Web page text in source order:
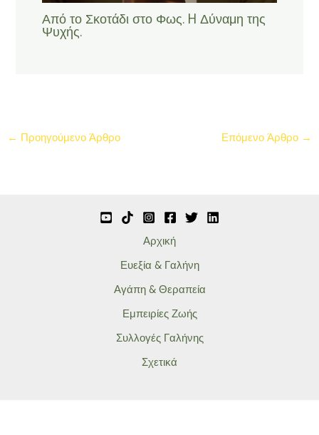
Από το Σκοτάδι στο Φως. H Δύναμη της
Ψυχής.
← Προηγούμενο Άρθρο Επόμενο Άρθρο →
Αρχική
Ευεξία & Γαλήνη
Αγάπη & Θεραπεία
Εμπειρίες Ζωής
Συλλογές Γαλήνης
Σχετικά